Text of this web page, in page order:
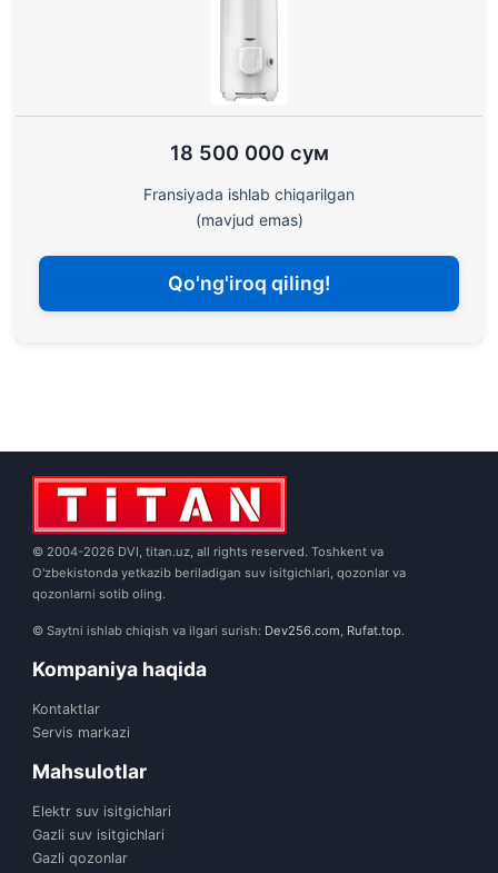
18 500 000 сум
Fransiyada ishlab chiqarilgan
(mavjud emas)
Qo'ng'iroq qiling!
© 2004-2026 DVI, titan.uz, all rights reserved. Toshkent va
O'zbekistonda yetkazib beriladigan suv isitgichlari, qozonlar va
qozonlarni sotib oling.
© Saytni ishlab chiqish va ilgari surish: Dev256.com, Rufat.top.
Kompaniya haqida
Kontaktlar
Servis markazi
Mahsulotlar
Elektr suv isitgichlari
Gazli suv isitgichlari
Gazli qozonlar